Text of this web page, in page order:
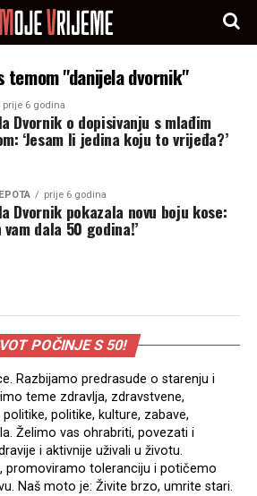
temom "danijela dvornik"
prije 6 godina
Dvornik o dopisivanju s mlađim
‘Jesam li jedina koju to vrijeđa?’
prije 6 godina
Dvornik pokazala novu boju kose:
vam dala 50 godina!’
POČINJE S 50!
Razbijamo predrasude o starenju i
teme zdravlja, zdravstvene,
politike, kulture, zabave,
Želimo vas ohrabriti, povezati i
i aktivnije uživali u životu.
promoviramo toleranciju i potičemo
Naš moto je: Živite brzo, umrite stari.